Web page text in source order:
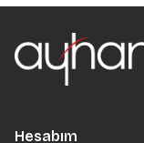
Hesabım